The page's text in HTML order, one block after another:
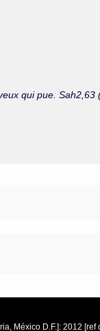
qui pue. Sah2,63
México D.F.]: 2012